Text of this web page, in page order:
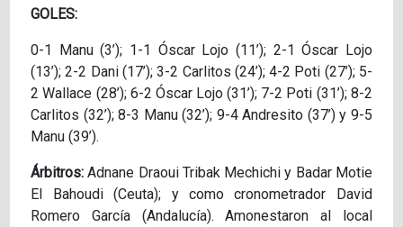
GOLES:
0-1 Manu (3’); 1-1 Óscar Lojo (11’); 2-1 Óscar Lojo
(13’); 2-2 Dani (17’); 3-2 Carlitos (24’); 4-2 Poti (27’); 5-
2 Wallace (28’); 6-2 Óscar Lojo (31’); 7-2 Poti (31’); 8-2
Carlitos (32’); 8-3 Manu (32’); 9-4 Andresito (37’) y 9-5
Manu (39’).
Árbitros: Adnane Draoui Tribak Mechichi y Badar Motie
El Bahoudi (Ceuta); y como cronometrador David
Romero García (Andalucía). Amonestaron al local